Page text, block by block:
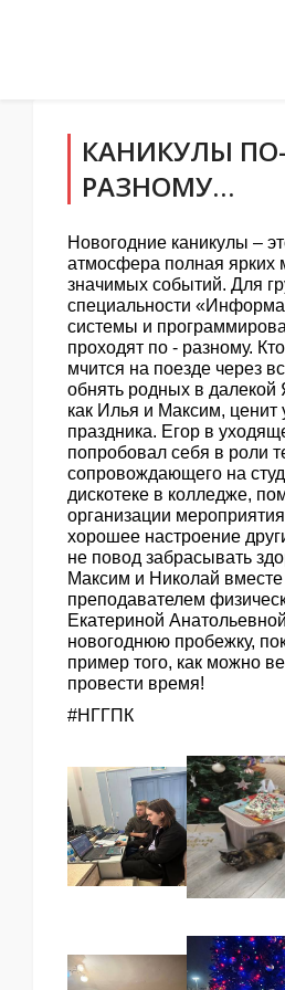
КАНИКУЛЫ ПО-
РАЗНОМУ…
Новогодние каникулы –
атмосфера полная ярких
значимых событий. Для
специальности
системы и
проходят по - разному.
мчится на поезде через
обнять родных в далекой
как Илья и Максим,
праздника. Егор в
попробовал себя в роли
сопровождающего на
дискотеке в колледже,
организации
хорошее настроение
не повод забрасывать
Максим и Николай вместе
преподавателем
Екатериной
новогоднюю пробежку,
пример того, как можно
провести время!
#НГГПК